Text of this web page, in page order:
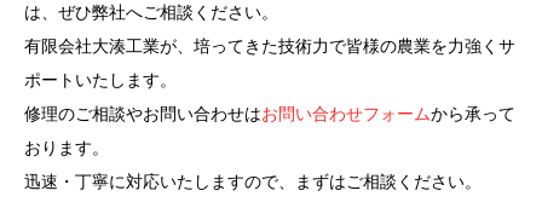
は、ぜひ弊社へご相談ください。
有限会社大湊工業が、培ってきた技術力で皆様の農業を力強くサ
ポートいたします。
修理のご相談やお問い合わせはお問い合わせフォームから承って
おります。
迅速・丁寧に対応いたしますので、まずはご相談ください。